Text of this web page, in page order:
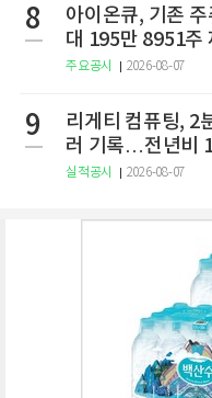
8
아이온큐, 기존 주
대 195만 8951주
주요공시 2026-08-07
9
리게티 컴퓨팅, 2
러 기록…전년비
실적공시 2026-08-07